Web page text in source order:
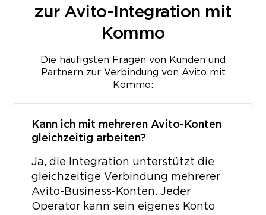
zur Avito-Integration mit
Kommo
Die häufigsten Fragen von Kunden und
Partnern zur Verbindung von Avito mit
Kommo:
Kann ich mit mehreren Avito-Konten
gleichzeitig arbeiten?
Ja, die Integration unterstützt die
gleichzeitige Verbindung mehrerer
Avito-Business-Konten. Jeder
Operator kann sein eigenes Konto